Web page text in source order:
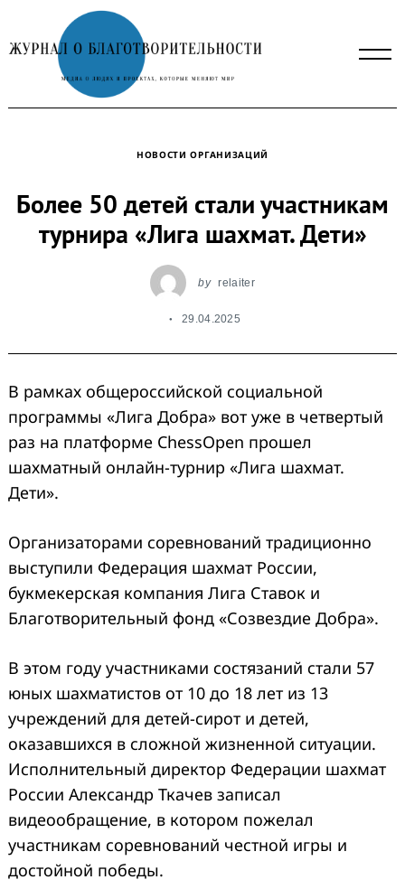
to
content
НОВОСТИ ОРГАНИЗАЦИЙ
Более 50 детей стали участникам
турнира «Лига шахмат. Дети»
by relaiter
29.04.2025
В рамках общероссийской социальной
программы «Лига Добра» вот уже в четвертый
раз на платформе ChessOpen прошел
шахматный онлайн-турнир «Лига шахмат.
Дети».
Организаторами соревнований традиционно
выступили Федерация шахмат России,
букмекерская компания Лига Ставок и
Благотворительный фонд «Созвездие Добра».
В этом году участниками состязаний стали 57
юных шахматистов от 10 до 18 лет из 13
учреждений для детей-сирот и детей,
оказавшихся в сложной жизненной ситуации.
Исполнительный директор Федерации шахмат
России Александр Ткачев записал
видеообращение, в котором пожелал
участникам соревнований честной игры и
достойной победы.